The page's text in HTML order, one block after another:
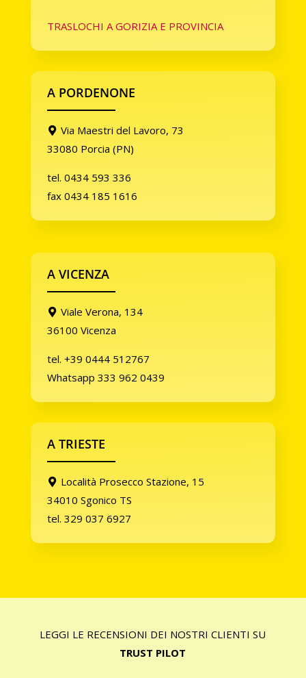
TRASLOCHI A GORIZIA E PROVINCIA
A PORDENONE
Via Maestri del Lavoro, 73
33080 Porcia (PN)
tel. 0434 593 336
fax 0434 185 1616
A VICENZA
Viale Verona, 134
36100 Vicenza
tel. +39 0444 512767
Whatsapp 333 962 0439
A TRIESTE
Località Prosecco Stazione, 15
34010 Sgonico TS
tel. 329 037 6927
LEGGI LE RECENSIONI DEI NOSTRI CLIENTI SU
TRUST PILOT